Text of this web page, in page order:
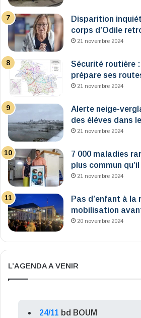
Disparition
corps d’Odile
21 novembre 2024
Sécurité routière
prépare ses
21 novembre 2024
Alerte neige-
des élèves dans
21 novembre 2024
7 000 maladies
plus commun
21 novembre 2024
Pas d’enfant à la
mobilisation
20 novembre 2024
L’AGENDA A VENIR
24/11 bd BOUM